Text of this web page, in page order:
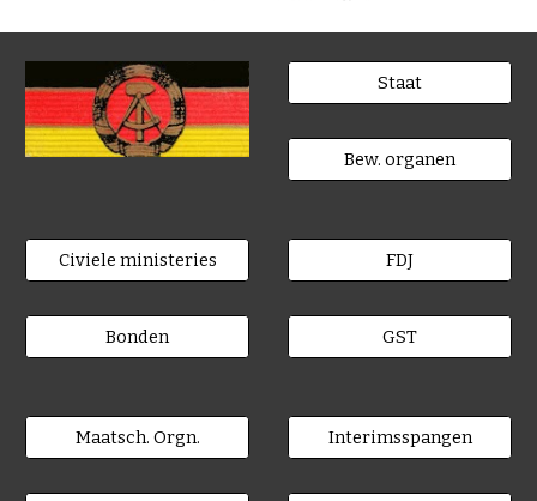
Staat
Bew. organen
Civiele ministeries
Bonden
FDJ
GST
Maatsch. Orgn. Interimsspangen